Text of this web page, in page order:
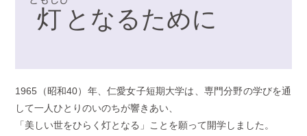
灯 となるために
1965（昭和40）年、仁愛女子短期大学は、専門分野の学びを通
して一人ひとりのいのちが響きあい、
「美しい世をひらく灯となる」ことを願って開学しました。